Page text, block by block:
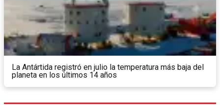
La Antártida registró en julio la temperatura más baja del
planeta en los últimos 14 años